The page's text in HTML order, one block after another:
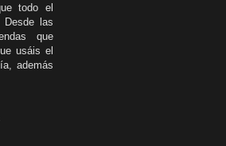
todo el
Desde las
que
usáis el
además